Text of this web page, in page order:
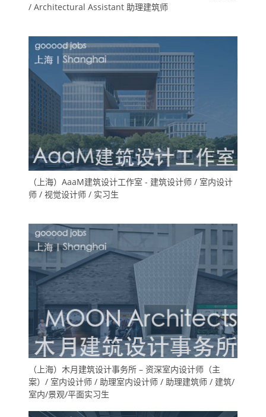
/ Architectural Assistant 助理​建筑​师​
（上海）AaaM建筑设计工作室 - 建筑设计师 / 室内设计
师 / 视觉设计师 / 实习生
（上海）木月建筑设计事务所 – 资深室内设计师（主
案）/ 室内设计师 / 助理室内设计师 / 助理建筑师 / 建筑/
室内/景观/平面实习生